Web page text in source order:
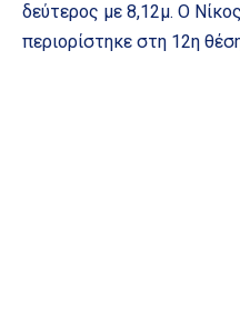
δεύτερος με 8,12μ. Ο
περιορίστηκε στη 12η